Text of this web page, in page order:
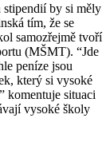
by si měly
tím, že se
samozřejmě tvoří
(MŠMT). “Jde
peníze jsou
který si vysoké
komentuje situaci
vysoké školy